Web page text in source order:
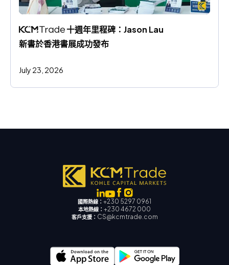
十週年里程碑：Jason Lau
新書於香港書展成功發布
July 23, 2026
國際熱線： +230 5297 0961
本地熱線： +230 4672 000
客戶支援： CS@kcmtrade.com